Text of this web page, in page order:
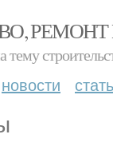
новости